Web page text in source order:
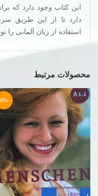
این کتاب وجود دارد که
دارد تا از این طریق
استفاده از زبان آلمانی را
محصولات مرتبط
-50%
کتاب